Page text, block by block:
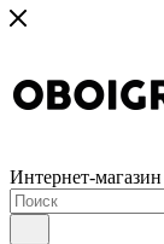
Интернет-магазин